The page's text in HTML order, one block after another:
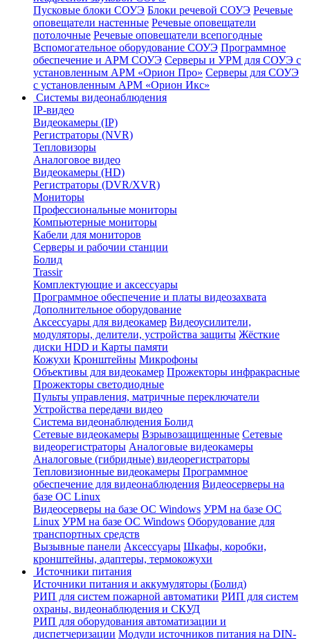
Пусковые блоки СОУЭ Блоки речевой СОУЭ Речевые
оповещатели настенные Речевые оповещатели
потолочные Речевые оповещатели всепогодные
Вспомогательное оборудование СОУЭ Программное
обеспечение и АРМ СОУЭ Серверы и УРМ для СОУЭ с
установленным АРМ «Орион Про» Серверы для СОУЭ
с установленным АРМ «Орион Икс»
Системы видеонаблюдения
IP-видео
Видеокамеры (IP)
Регистраторы (NVR)
Тепловизоры
Аналоговое видео
Видеокамеры (HD)
Регистраторы (DVR/XVR)
Мониторы
Профессиональные мониторы
Компьютерные мониторы
Кабели для мониторов
Серверы и рабочии станции
Болид
Trassir
Комплектующие и аксессуары
Программное обеспечение и платы видеозахвата
Дополнительное оборудование
Аксессуары для видеокамер Видеоусилители,
модуляторы, делители, устройства защиты Жёсткие
диски HDD и Карты памяти
Кожухи Кронштейны Микрофоны
Объективы для видеокамер Прожекторы инфракрасные
Прожекторы светодиодные
Пульты управления, матричные переключатели
Устройства передачи видео
Система видеонаблюдения Болид
Сетевые видеокамеры Взрывозащищенные Сетевые
видеорегистраторы Аналоговые видеокамеры
Аналоговые (гибридные) видеорегистраторы
Тепловизионные видеокамеры Программное
обеспечение для видеонаблюдения Видеосерверы на
базе ОС Linux
Видеосерверы на базе ОС Windows УРМ на базе ОС
Linux УРМ на базе ОС Windows Оборудование для
транспортных средств
Вызывные панели Аксессуары Шкафы, коробки,
кронштейны, адаптеры, термокожухи
Источники питания
Источники питания и аккумуляторы (Болид)
РИП для систем пожарной автоматики РИП для систем
охраны, видеонаблюдения и СКУД
РИП для оборудования автоматизации и
диспетчеризации Модули источников питания на DIN-